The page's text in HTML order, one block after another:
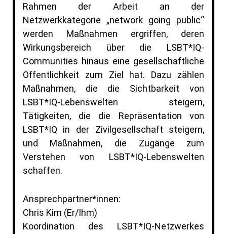
Rahmen der Arbeit an der
Netzwerkkategorie „network going public“
werden Maßnahmen ergriffen, deren
Wirkungsbereich über die LSBT*IQ-
Communities hinaus eine gesellschaftliche
Öffentlichkeit zum Ziel hat. Dazu zählen
Maßnahmen, die die Sichtbarkeit von
LSBT*IQ-Lebenswelten steigern,
Tätigkeiten, die die Repräsentation von
LSBT*IQ in der Zivilgesellschaft steigern,
und Maßnahmen, die Zugänge zum
Verstehen von LSBT*IQ-Lebenswelten
schaffen.
Ansprechpartner*innen:
Chris Kim (Er/Ihm)
Koordination des LSBT*IQ-Netzwerkes